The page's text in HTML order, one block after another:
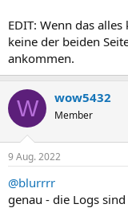
EDIT: Wenn das
keine der beiden
ankommen.
W wow5432
Member
9 Aug. 2022
@blurrrr
genau - die Logs